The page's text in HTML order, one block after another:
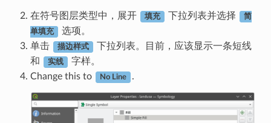
在符号图层类型中，展开 填充 下拉列表并选择 简
单填充
选项。
单击
描边样式
下拉列表。目前，应该显示一条短线
和
实线
字样。
Change this to
No Line .